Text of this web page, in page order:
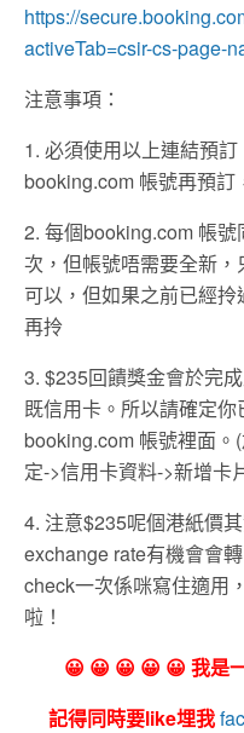
https://
activeTab=csir-cs-page-
注意事項：
1. 必須使用以上連結預
booking.com 帳號再預
2. 每個booking.com 帳
次，但帳號唔需要全新
可以，但如果之前已經
再拎
3. $235回饋獎金會於完
既信用卡。所以請確定
booking.com 帳號裡面
定->信用卡資料->新增卡
4. 注意$235呢個港紙價
exchange rate有機會會
check一次係咪寫住適用
啦！
😀 😀 😀 😀 😀 我是
記得同時要like埋我